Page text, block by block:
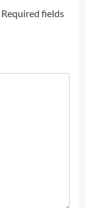
Required fields